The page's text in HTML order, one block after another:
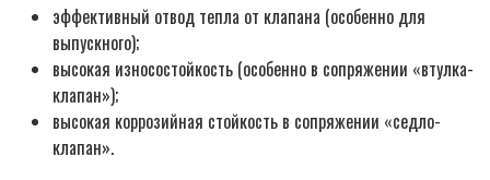
эффективный отвод тепла от клапана (особенно для
выпускного);
высокая износостойкость (особенно в сопряжении «втулка-
клапан»);
высокая коррозийная стойкость в сопряжении «седло-
клапан».